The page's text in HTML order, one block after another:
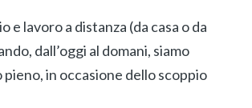
lavoro a distanza (da casa o da
dall’oggi al domani, siamo
in occasione dello scoppio